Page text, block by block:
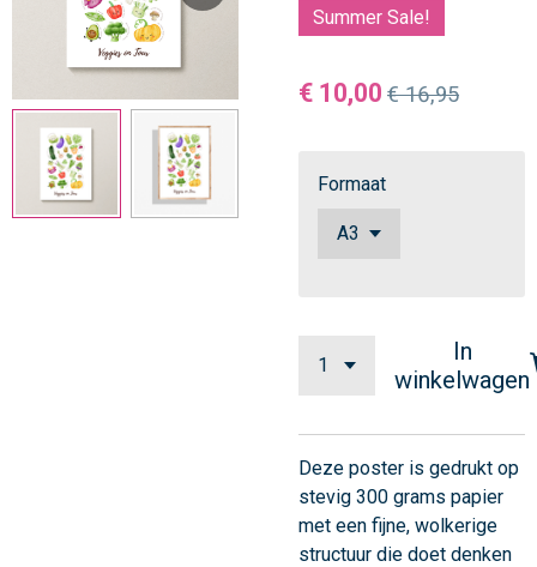
Summer Sale!
€ 10,00 € 16,95
Formaat
In
winkelwagen
Deze poster is gedrukt op
stevig 300 grams papier
met een fijne, wolkerige
structuur die doet denken